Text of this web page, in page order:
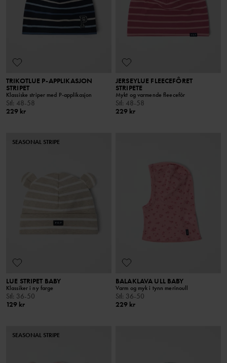
TRIKOTLUE P-APPLIKASJON
STRIPET
Klassiske striper med P-applikasjon
Stl: 48-58
229 kr
JERSEYLUE FLEECEFÔRET
STRIPETE
Mykt og varmende fleecefôr
Stl: 48-58
229 kr
SEASONAL STRIPE
LUE STRIPET BABY
Klassiker i ny farge
Stl: 36-50
129 kr
BALAKLAVA ULL BABY
Varm og myk i tynn merinoull
Stl: 36-50
229 kr
SEASONAL STRIPE